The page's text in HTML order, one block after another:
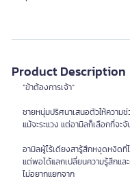
Product Description
“ข้าต้องการเจ้า”
ชายหนุ่มปริศนาเสนอตัวให้ความ
แม้จะระแวง แต่อามิลก็เลือกที่จะ
อามิลผู้ไร้เดียงสารู้สึกหงุดหงิดที่
แต่พอได้แลกเปลี่ยนความรู้สึกแล
ไม่อยากแยกจาก